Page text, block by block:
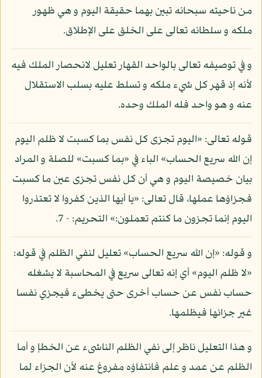
من ناحيته سبحانه تبين بهما حقيقة اليوم و هي ظهور
ملكه و سلطانه تعالى على الخلق على الإطلاق.
و في توصيفه تعالى بالواحد القهار تعليل لانحصار الملك فيه
لأنه إذ قهر كل شيء ملكه و تسلط عليه بسلب الاستقلال
عنه و هو واحد فله الملك وحده.
قوله تعالى: «اليوم تجزى كل نفس بما كسبت لا ظلم اليوم
إن الله سريع الحساب» الباء في «بما كسبت» للصلة و المراد
بيان خصيصة اليوم و هي أن كل نفس تجزى عين ما كسبت
فجزاؤها عملها، قال تعالى: «يا أيها الذين كفروا لا تعتذروا
اليوم إنما تجزون ما كنتم تعملون:» التحريم: - 7.
و قوله: «إن الله سريع الحساب» تعليل لنفي الظلم في قوله:
«لا ظلم اليوم» أي إنه تعالى سريع في المحاسبة لا يشغله
حساب نفس عن حساب أخرى حتى يخطىء فيجزي نفسا
غير جزائها فيظلمها.
و هذا التعليل ناظر إلى نفي الظلم الناشىء عن الخطإ و أما
الظلم عن عمد و علم فانتفاؤه مفروغ عنه لأن الجزاء لما